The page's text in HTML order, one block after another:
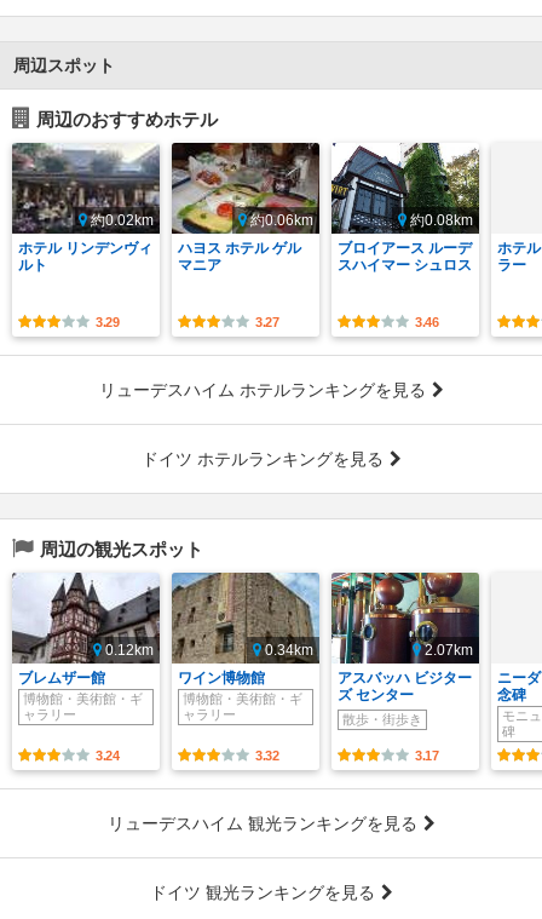
周辺スポット
周辺のおすすめホテル
約0.02km
ホテル リンデンヴィ
ルト
3.29
約0.06km
ハヨス ホテル ゲル
マニア
3.27
約0.08km
ブロイアース ルーデ
スハイマー シュロス
3.46
ホテ
ラー
リューデスハイム ホテルランキングを見る
ドイツ ホテルランキングを見る
周辺の観光スポット
0.12km
ブレムザー館
博物館・美術館・ギ
ャラリー
3.24
0.34km
ワイン博物館
博物館・美術館・ギ
ャラリー
3.32
2.07km
アスバッハ ビジター
ズ センター
散歩・街歩き
3.17
ニー
念碑
モニ
碑
リューデスハイム 観光ランキングを見る
ドイツ 観光ランキングを見る